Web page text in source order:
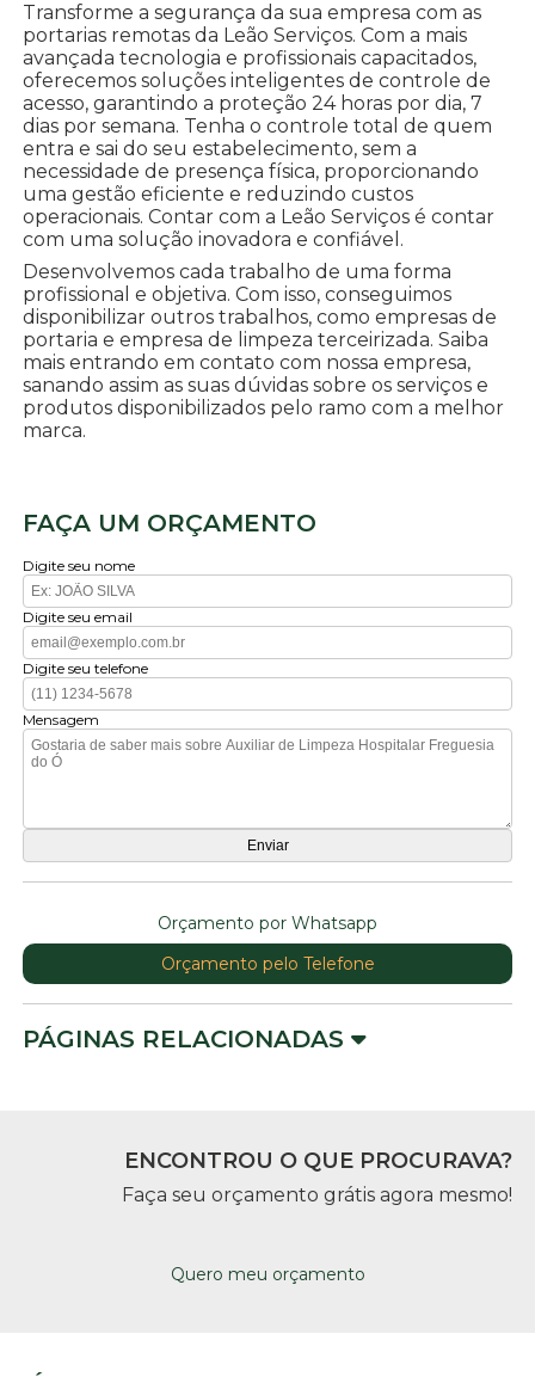
Transforme a segurança da sua empresa com as
portarias remotas da Leão Serviços. Com a mais
avançada tecnologia e profissionais capacitados,
oferecemos soluções inteligentes de controle de
acesso, garantindo a proteção 24 horas por dia, 7
dias por semana. Tenha o controle total de quem
entra e sai do seu estabelecimento, sem a
necessidade de presença física, proporcionando
uma gestão eficiente e reduzindo custos
operacionais. Contar com a Leão Serviços é contar
com uma solução inovadora e confiável.
Desenvolvemos cada trabalho de uma forma
profissional e objetiva. Com isso, conseguimos
disponibilizar outros trabalhos, como empresas de
portaria e empresa de limpeza terceirizada. Saiba
mais entrando em contato com nossa empresa,
sanando assim as suas dúvidas sobre os serviços e
produtos disponibilizados pelo ramo com a melhor
marca.
FAÇA UM ORÇAMENTO
Digite seu nome
Digite seu email
Digite seu telefone
Mensagem
Orçamento por Whatsapp
Orçamento pelo Telefone
PÁGINAS RELACIONADAS
ENCONTROU O QUE PROCURAVA?
Faça seu orçamento grátis agora mesmo!
Quero meu orçamento